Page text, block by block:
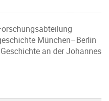
München–Berlin
an der Johannes